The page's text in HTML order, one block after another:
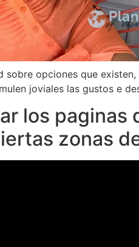
sobre opciones que
joviales las gustos e
los
zonas